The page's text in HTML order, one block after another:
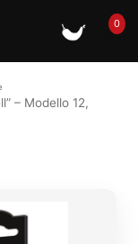
🛒0
– Modello 12,